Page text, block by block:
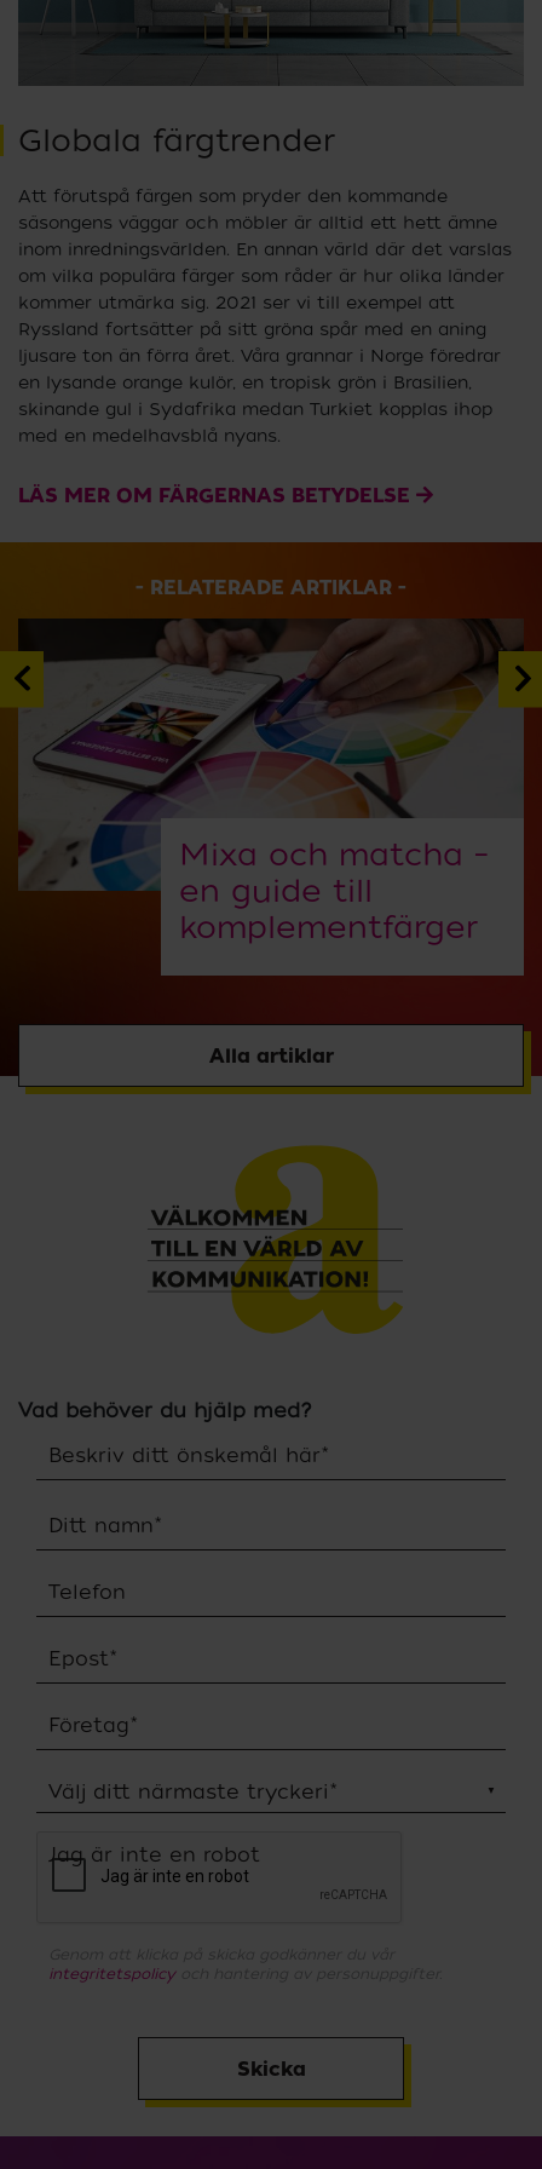
Globala färgtrender
Att förutspå färgen som pryder den kommande
säsongens väggar och möbler är alltid ett hett ämne
inom inredningsvärlden. En annan värld där det varslas
om vilka populära färger som råder är hur olika länder
kommer utmärka sig. 2021 ser vi till exempel att
Ryssland fortsätter på sitt gröna spår med en aning
ljusare ton än förra året. Våra grannar i Norge föredrar
en lysande orange kulör, en tropisk grön i Brasilien,
skinande gul i Sydafrika medan Turkiet kopplas ihop
med en medelhavsblå nyans.
LÄS MER OM FÄRGERNAS BETYDELSE
RELATERADE ARTIKLAR
Mixa och matcha –
en guide till
komplement­färger
Alla artiklar
Vad behöver du hjälp med?
Beskriv ditt önskemål här*
Ditt namn*
Telefon
Epost*
Företag *
Välj ditt närmaste tryckeri *
Jag är inte en robot
Genom att klicka på skicka godkänner du vår
integritetspolicyoch hantering av personuppgifter.
Skicka